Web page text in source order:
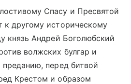
Спасу и Пресвятой
к другому историческому
князь Андрей Боголюбский
волжских булгар и
перед битвой
Крестом и образом